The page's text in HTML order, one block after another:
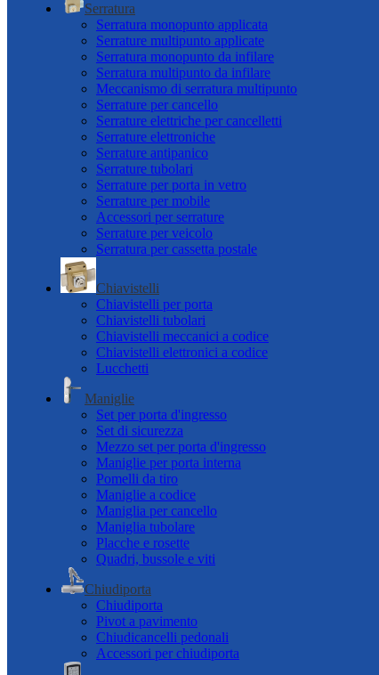
Serratura
Serratura monopunto applicata
Serrature multipunto applicate
Serratura monopunto da infilare
Serratura multipunto da infilare
Meccanismo di serratura multipunto
Serrature per cancello
Serrature elettriche per cancelletti
Serrature elettroniche
Serrature antipanico
Serrature tubolari
Serrature per porta in vetro
Serrature per mobile
Accessori per serrature
Serrature per veicolo
Serratura per cassetta postale
Chiavistelli
Chiavistelli per porta
Chiavistelli tubolari
Chiavistelli meccanici a codice
Chiavistelli elettronici a codice
Lucchetti
Maniglie
Set per porta d'ingresso
Set di sicurezza
Mezzo set per porta d'ingresso
Maniglie per porta interna
Pomelli da tiro
Maniglie a codice
Maniglia per cancello
Maniglia tubolare
Placche e rosette
Quadri, bussole e viti
Chiudiporta
Chiudiporta
Pivot a pavimento
Chiudicancelli pedonali
Accessori per chiudiporta